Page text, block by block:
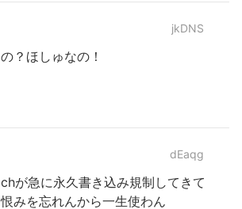
jkDNS
？ほしゅなの！
dEaqg
が急に永久書き込み規制してきて
みを忘れんから一生使わん